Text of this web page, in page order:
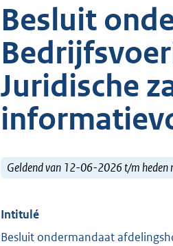
Besluit
Juridische
Geldend van 12-06-2026 t/m
Intitulé
Besluit ondermandaat